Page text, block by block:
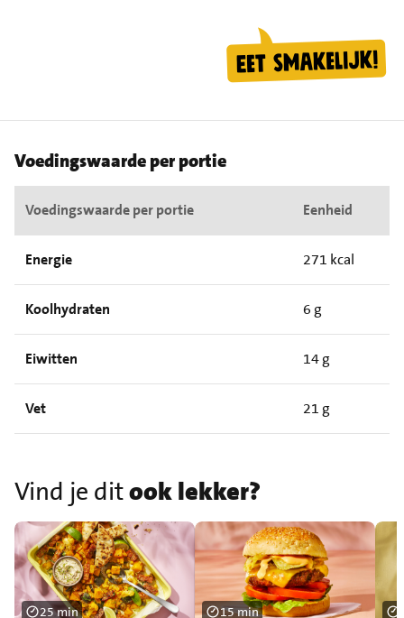
Voedingswaarde per portie
Voedingswaarde per portie Eenheid
Energie 271 kcal
Koolhydraten 6 g
Eiwitten 14 g
Vet 21 g
Vind je ditook lekker?
25 min 15 min